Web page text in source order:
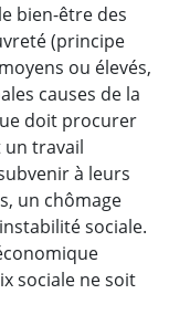
bien-être des
(principe
ou élevés,
causes de la
doit procurer
un travail
à leurs
un chômage
sociale.
sociale ne soit